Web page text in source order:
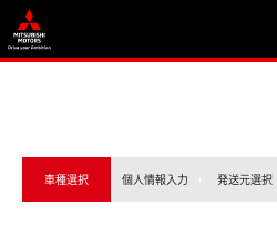
車種選択 個人情報入力 発送元選択